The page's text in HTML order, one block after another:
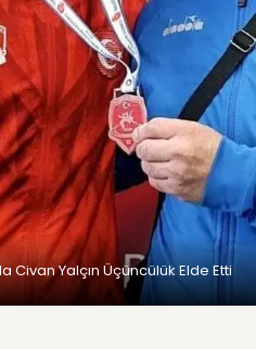
Civan Yalçın Üçüncülük Elde Etti